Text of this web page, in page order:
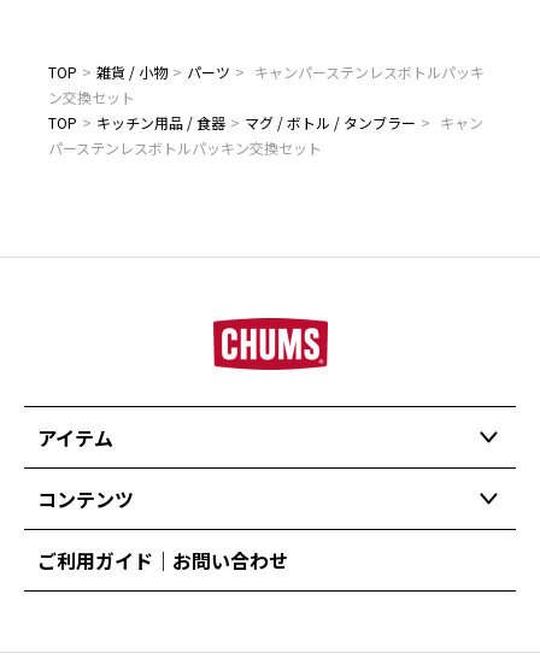
TOP > 雑貨 / 小物 > パーツ > キャンパーステンレスボトルパッキ
ン交換セット
TOP > キッチン用品 / 食器 > マグ / ボトル / タンブラー > キャン
パーステンレスボトルパッキン交換セット
アイテム
コンテンツ
ご利用ガイド｜お問い合わせ